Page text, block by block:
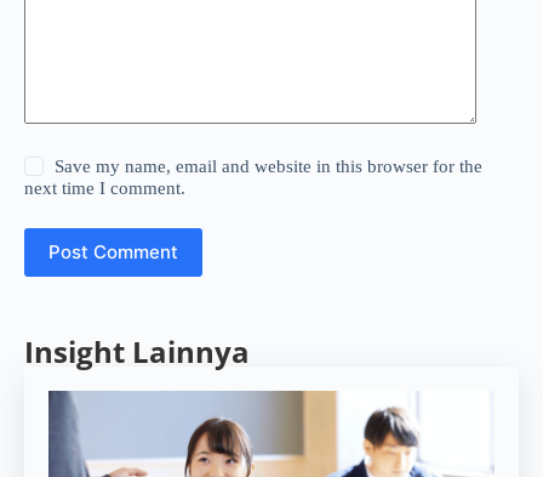
Save my name, email and website in this browser for the
next time I comment.
Post Comment
Insight Lainnya